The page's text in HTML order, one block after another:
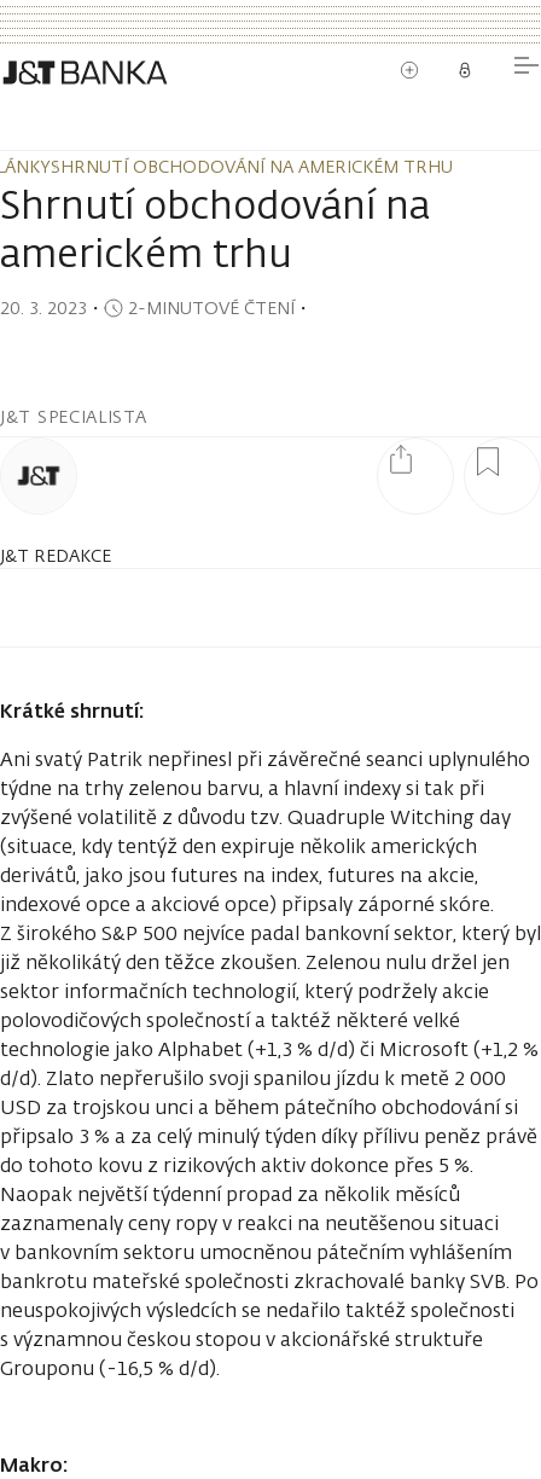
SHRNUTÍ OBCHODOVÁNÍ NA AMERICKÉM TRHU
SHRNUTÍ OBCHODOVÁNÍ NA AMERICKÉM TRHU
Shrnutí obchodování na
americkém trhu
20. 3. 2023 ・ 2-MINUTOVÉ ČTENÍ・
J&T SPECIALISTA
J&T REDAKCE
Krátké shrnutí:
Ani svatý Patrik nepřinesl při závěrečné seanci uplynulého
týdne na trhy zelenou barvu, a hlavní indexy si tak při
zvýšené volatilitě z důvodu tzv. Quadruple Witching day
(situace, kdy tentýž den expiruje několik amerických
derivátů, jako jsou futures na index, futures na akcie,
indexové opce a akciové opce) připsaly záporné skóre.
Z širokého S&P 500 nejvíce padal bankovní sektor, který byl
již několikátý den těžce zkoušen. Zelenou nulu držel jen
sektor informačních technologií, který podržely akcie
polovodičových společností a taktéž některé velké
technologie jako Alphabet (+1,3 % d/d) či Microsoft (+1,2 %
d/d). Zlato nepřerušilo svoji spanilou jízdu k metě 2 000
USD za trojskou unci a během pátečního obchodování si
připsalo 3 % a za celý minulý týden díky přílivu peněz právě
do tohoto kovu z rizikových aktiv dokonce přes 5 %.
Naopak největší týdenní propad za několik měsíců
zaznamenaly ceny ropy v reakci na neutěšenou situaci
v bankovním sektoru umocněnou pátečním vyhlášením
bankrotu mateřské společnosti zkrachovalé banky SVB. Po
neuspokojivých výsledcích se nedařilo taktéž společnosti
s významnou českou stopou v akcionářské struktuře
Grouponu (-16,5 % d/d).
Makro: